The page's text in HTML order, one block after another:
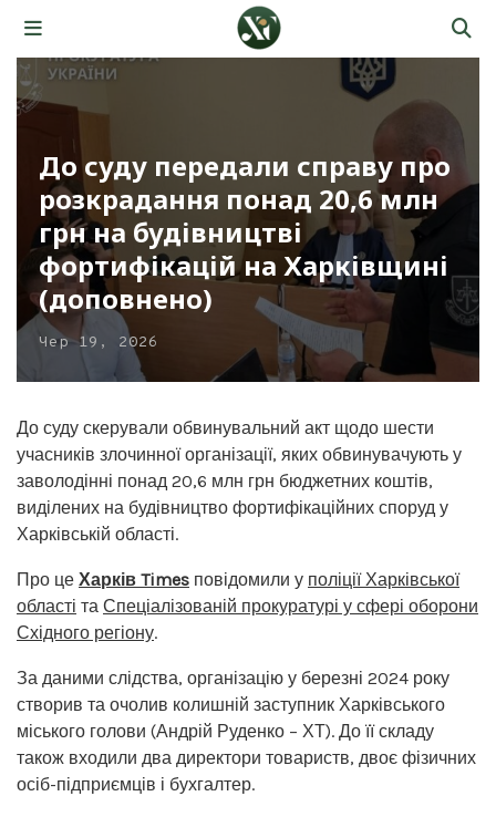
До суду передали справу про
розкрадання понад 20,6 млн
грн на будівництві
фортифікацій на Харківщині
(доповнено)
Чер 19, 2026
До суду скерували обвинувальний акт щодо шести
учасників злочинної організації, яких обвинувачують у
заволодінні понад 20,6 млн грн бюджетних коштів,
виділених на будівництво фортифікаційних споруд у
Харківській області.
Про це Харків Times повідомили у поліції Харківської
області та Спеціалізованій прокуратурі у сфері оборони
Східного регіону.
За даними слідства, організацію у березні 2024 року
створив та очолив колишній заступник Харківського
міського голови (Андрій Руденко – ХТ). До її складу
також входили два директори товариств, двоє фізичних
осіб-підприємців і бухгалтер.